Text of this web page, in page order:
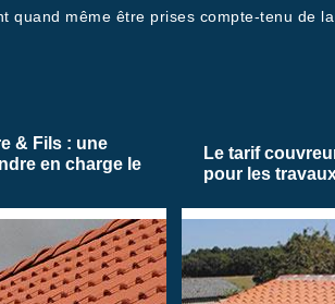
même être prises compte-tenu de
& Fils : une
en charge le
Le tarif
pour les